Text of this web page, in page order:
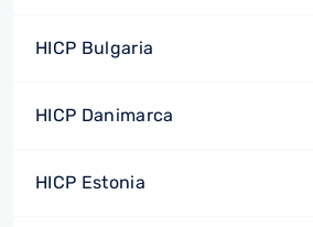
HICP Bulgaria
HICP Danimarca
HICP Estonia